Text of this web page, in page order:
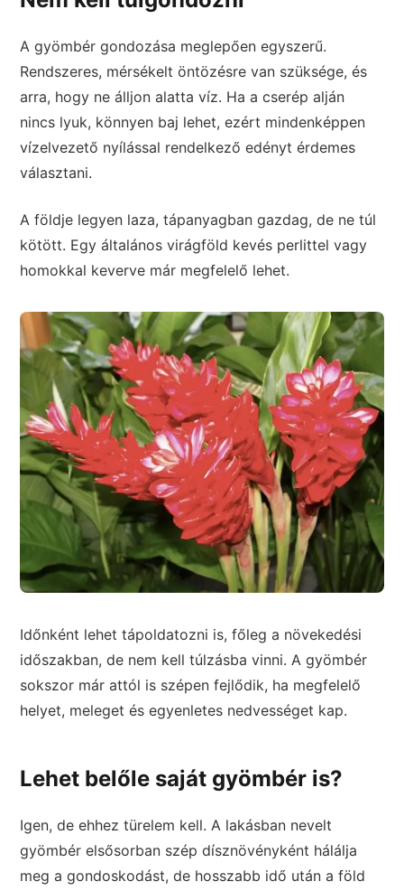
A gyömbér gondozása meglepően egyszerű.
Rendszeres, mérsékelt öntözésre van szüksége, és
arra, hogy ne álljon alatta víz. Ha a cserép alján
nincs lyuk, könnyen baj lehet, ezért mindenképpen
vízelvezető nyílással rendelkező edényt érdemes
választani.
A földje legyen laza, tápanyagban gazdag, de ne túl
kötött. Egy általános virágföld kevés perlittel vagy
homokkal keverve már megfelelő lehet.
Időnként lehet tápoldatozni is, főleg a növekedési
időszakban, de nem kell túlzásba vinni. A gyömbér
sokszor már attól is szépen fejlődik, ha megfelelő
helyet, meleget és egyenletes nedvességet kap.
Lehet belőle saját gyömbér is?
Igen, de ehhez türelem kell. A lakásban nevelt
gyömbér elsősorban szép dísznövényként hálálja
meg a gondoskodást, de hosszabb idő után a föld